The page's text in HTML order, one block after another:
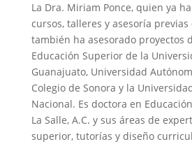
La Dra. Miriam Ponce, quien ya
cursos, talleres y asesoría previas
también ha asesorado proyectos
Educación Superior de la
Guanajuato, Universidad
Colegio de Sonora y la
Nacional. Es doctora en
La Salle, A.C. y sus áreas de
superior, tutorías y diseño